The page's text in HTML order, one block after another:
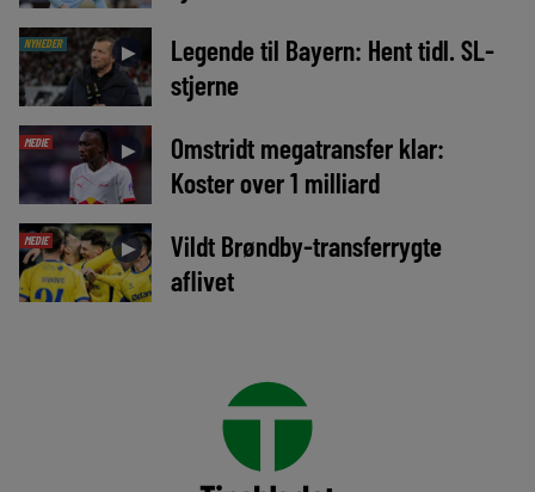
NYHEDER ►
Legende til Bayern: Hent tidl. SL-
stjerne
MEDIE ►
Omstridt megatransfer klar:
Koster over 1 milliard
MEDIE ►
Vildt Brøndby-transferrygte
aflivet